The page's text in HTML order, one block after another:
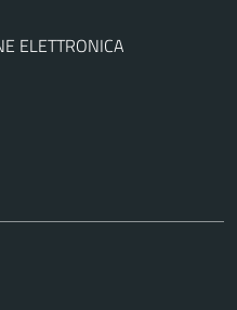
ELETTRONICA